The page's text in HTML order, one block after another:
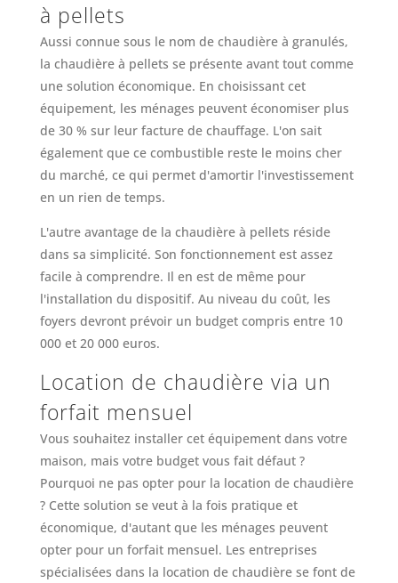
à pellets
Aussi connue sous le nom de chaudière à granulés,
la chaudière à pellets se présente avant tout comme
une solution économique. En choisissant cet
équipement, les ménages peuvent économiser plus
de 30 % sur leur facture de chauffage. L'on sait
également que ce combustible reste le moins cher
du marché, ce qui permet d'amortir l'investissement
en un rien de temps.
L'autre avantage de la chaudière à pellets réside
dans sa simplicité. Son fonctionnement est assez
facile à comprendre. Il en est de même pour
l'installation du dispositif. Au niveau du coût, les
foyers devront prévoir un budget compris entre 10
000 et 20 000 euros.
Location de chaudière via un
forfait mensuel
Vous souhaitez installer cet équipement dans votre
maison, mais votre budget vous fait défaut ?
Pourquoi ne pas opter pour la location de chaudière
? Cette solution se veut à la fois pratique et
économique, d'autant que les ménages peuvent
opter pour un forfait mensuel. Les entreprises
spécialisées dans la location de chaudière se font de